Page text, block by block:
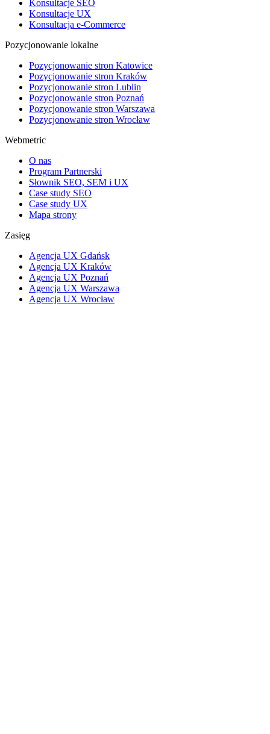
Konsultacje SEO
Konsultacje UX
Konsultacja e-Commerce
Pozycjonowanie lokalne
Pozycjonowanie stron Katowice
Pozycjonowanie stron Kraków
Pozycjonowanie stron Lublin
Pozycjonowanie stron Poznań
Pozycjonowanie stron Warszawa
Pozycjonowanie stron Wrocław
Webmetric
O nas
Program Partnerski
Słownik SEO, SEM i UX
Case study SEO
Case study UX
Mapa strony
Zasięg
Agencja UX Gdańsk
Agencja UX Kraków
Agencja UX Poznań
Agencja UX Warszawa
Agencja UX Wrocław